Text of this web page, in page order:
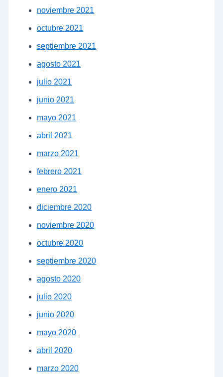
noviembre 2021
octubre 2021
septiembre 2021
agosto 2021
julio 2021
junio 2021
mayo 2021
abril 2021
marzo 2021
febrero 2021
enero 2021
diciembre 2020
noviembre 2020
octubre 2020
septiembre 2020
agosto 2020
julio 2020
junio 2020
mayo 2020
abril 2020
marzo 2020